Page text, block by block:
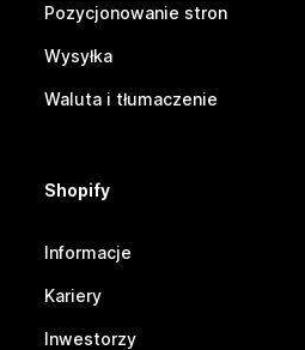
Pozycjonowanie stron
Wysyłka
Waluta i tłumaczenie
Shopify
Informacje
Kariery
Inwestorzy